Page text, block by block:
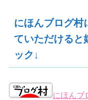
にほんブログ村
ていただけると
ック↓
にほんブ